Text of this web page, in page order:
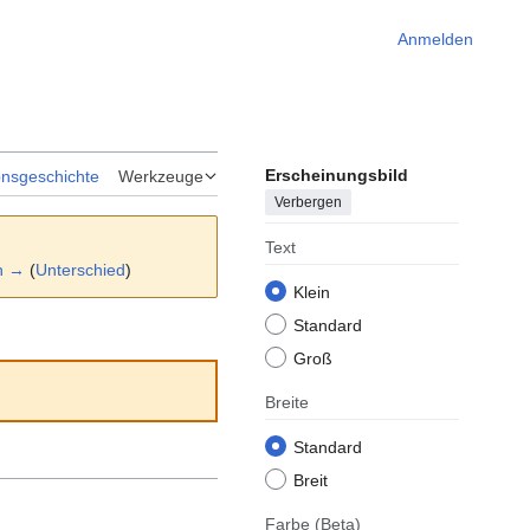
Anmelden
Werkzeuge Erscheinungsbild
Verbergen
Text
Klein
Standard
Groß
Breite
Standard
Breit
Farbe (Beta)
→ (Unterschied)